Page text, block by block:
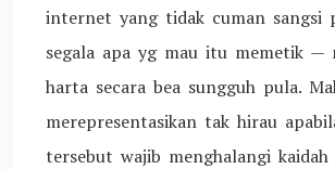
internet yang tidak cuman sangsi
segala apa yg mau itu memetik —
harta secara bea sungguh pula.
merepresentasikan tak hirau
tersebut wajib menghalangi kaidah